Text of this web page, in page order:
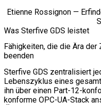
Etienne Rossignon —
Was Sterfive GDS leistet
Fähigkeiten, die die Ära
beenden
Sterfive GDS zentralisiert
Lebenszyklus eines
ihn über einen Part-12-
konforme OPC-UA-Stack